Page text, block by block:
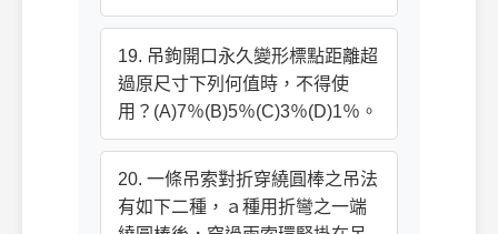
19. 吊鉤開口永久變形標點距離超
過原尺寸下列何值時，不得使
用？(A)7％(B)5％(C)3％(D)1％。
20. 一條吊索對折穿繞圓棒之吊法
有如下二種，ａ種用折彎之一端